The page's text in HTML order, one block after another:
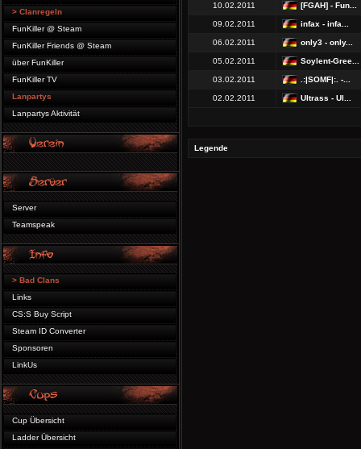
> Clanregeln
FunKiller @ Steam
FunKiller Friends @ Steam
über FunKiller
FunKiller TV
Lanpartys
Lanpartys Aktivität
Server
Teamspeak
> Bad Clans
Links
CS:S Buy Script
Steam ID Converter
Sponsoren
LinkUs
Cup Übersicht
Ladder Übersicht
10.02.2011 [FGAH] - Fun...
09.02.2011 infax - infa...
06.02.2011 only3 - only...
05.02.2011 Soylent-Gree...
03.02.2011 .:|SOMF|:. -...
02.02.2011 Ultrass - Ul...
Legende